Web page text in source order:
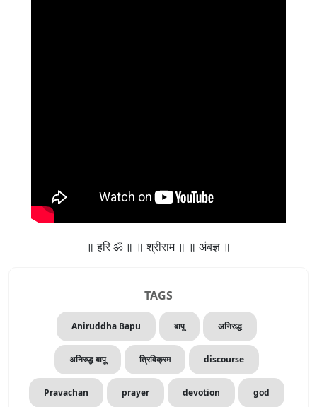
॥ हरि ॐ ॥ ॥ श्रीराम ॥ ॥ अंबज्ञ ॥
TAGS
Aniruddha Bapu बापू अनिरुद्ध
अनिरुद्ध बापू त्रिविक्रम discourse
Pravachan prayer devotion god